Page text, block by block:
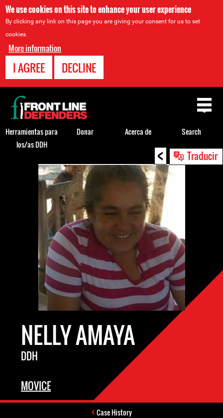
We use cookies on this site to enhance your user experience
By clicking any link on this page you are giving your consent for us to set
cookies.
More information
I AGREE DECLINE
< Traducir
Back
NELLY AMAYA
DDH
MOVICE
Case History
Back
to
top
Herramientas para
los/as DDH
Donar Acerca de Search